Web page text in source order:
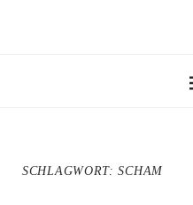
SCHLAGWORT:SCHAM